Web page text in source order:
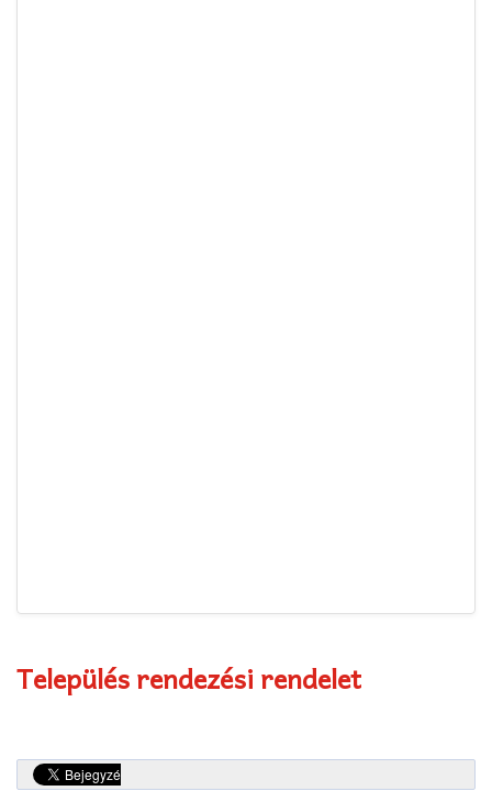
Település rendezési rendelet